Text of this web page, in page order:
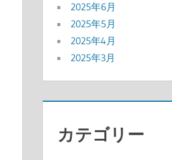
2025年6月
2025年5月
2025年4月
2025年3月
カテゴリー